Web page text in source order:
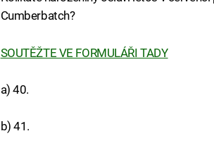
Cumberbatch?
SOUTĚŽTE VE FORMULÁŘI TADY
a) 40.
b) 41.